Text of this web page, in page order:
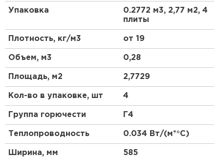
теплопроводность и экологичность - основные
преимущества утеплителя ПЕНОПЛЭКС® по
Область применения
отделку. Предназначен для частного
домостроения. Плиты имеют фрезерованную
шероховатую поверхность, что улучшает адгезию
штукатурно-клеевых составов к поверхности
материала.
Преимущества
Упаковка
0.2772 м3, 2,77 м2, 4
плиты
Плотность, кг/м3 от 19
Объем, м3 0,28
Площадь, м2 2,7729
Кол-во в упаковке, шт 4
Группа горючести Г4
Теплопроводность 0.034 Вт/(м*°C)
Ширина, мм 585
Утеплитель Теплекс
ПЕРЕЙТИ
Утеплитель Изомин
Рулонная кровля Брит
Утеплитель Тимплэкс